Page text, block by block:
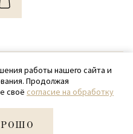
SamPack
97-87
работы нашего сайта и
Продолжая
своё согласие на обработку